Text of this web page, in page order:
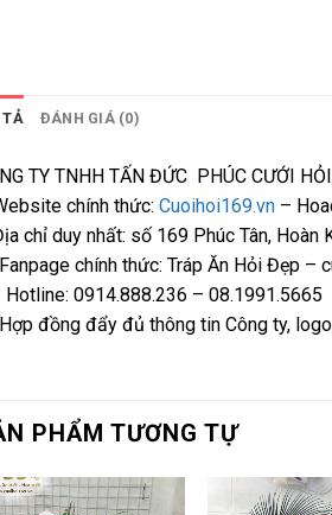
TẢ ĐÁNH GIÁ (0)
TY TNHH TẤN ĐỨC PHÚC CƯỚI
chính thức: Cuoihoi169.vn–
chỉ duy nhất: số 169 Phúc Tân, Hoàn
chính thức: Tráp Ăn Hỏi Đẹp –
0914.888.236 – 08.1991.5665
đồng đẩy đủ thông tin Công ty,
PHẨM TƯƠNG TỰ